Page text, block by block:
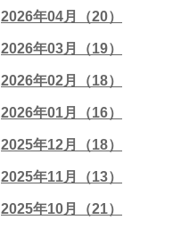
2026年04月（20）
2026年03月（19）
2026年02月（18）
2026年01月（16）
2025年12月（18）
2025年11月（13）
2025年10月（21）